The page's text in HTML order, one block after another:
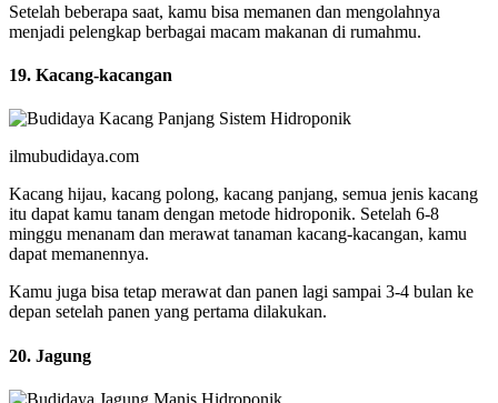
Setelah beberapa saat, kamu bisa memanen dan mengolahnya
menjadi pelengkap berbagai macam makanan di rumahmu.
19. Kacang-kacangan
ilmubudidaya.com
Kacang hijau, kacang polong, kacang panjang, semua jenis kacang
itu dapat kamu tanam dengan metode hidroponik. Setelah 6-8
minggu menanam dan merawat tanaman kacang-kacangan, kamu
dapat memanennya.
Kamu juga bisa tetap merawat dan panen lagi sampai 3-4 bulan ke
depan setelah panen yang pertama dilakukan.
20. Jagung